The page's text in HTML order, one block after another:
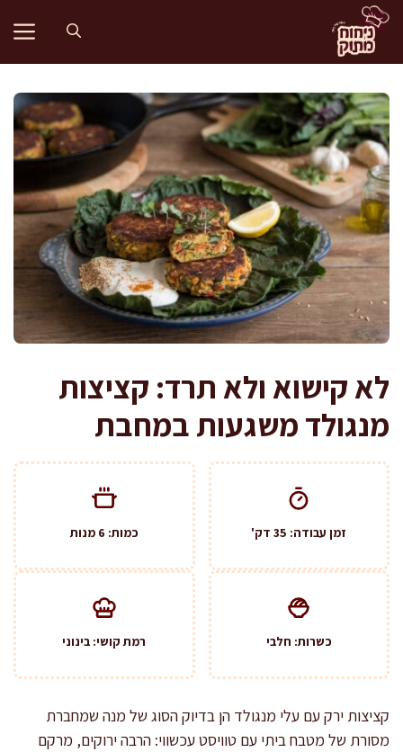
לדלג
לתוכן
לא קישוא ולא תרד: קציצות
מנגולד משגעות במחבת
זמן עבודה: 35 דק' כמות: 6 מנות
כשרות: חלבי רמת קושי: בינוני
קציצות ירק עם עלי מנגולד הן בדיוק הסוג של מנה שמחברת
מסורת של מטבח ביתי עם טוויסט עכשווי: הרבה ירוקים, מרקם